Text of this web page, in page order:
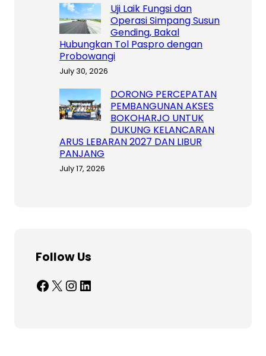
Uji Laik Fungsi dan
Operasi Simpang Susun
Gending, Bakal
Hubungkan Tol Paspro dengan
Probowangi
July 30, 2026
DORONG PERCEPATAN
PEMBANGUNAN AKSES
BOKOHARJO UNTUK
DUKUNG KELANCARAN
ARUS LEBARAN 2027 DAN LIBUR
PANJANG
July 17, 2026
Follow Us
Facebook X InstagramLinkedIn